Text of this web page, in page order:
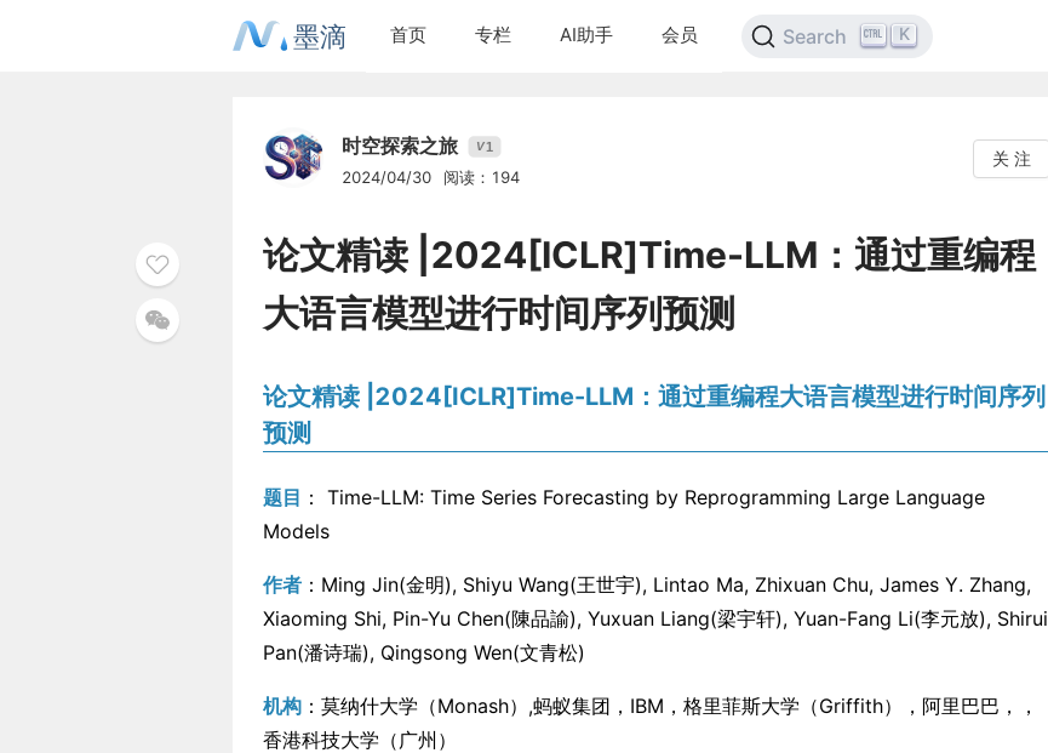
墨滴 首页 专栏 AI助手 会员 Search K
时空探索之旅 V1
2024/04/30 阅读：194
关 注
论文精读 |2024[ICLR]Time-LLM：通过重编程
大语言模型进行时间序列预测
论文精读 |2024[ICLR]Time-LLM：通过重编程大语言模型进行时间序列
预测
题目 ： Time-LLM: Time Series Forecasting by Reprogramming Large Language
Models
作者 ：Ming Jin(金明), Shiyu Wang(王世宇), Lintao Ma, Zhixuan Chu, James Y. Zhang,
Xiaoming Shi, Pin-Yu Chen(陳品諭), Yuxuan Liang(梁宇轩), Yuan-Fang Li(李元放), Shirui
Pan(潘诗瑞), Qingsong Wen(文青松)
机构 ：莫纳什大学（Monash）,蚂蚁集团，IBM，格里菲斯大学（Griffith），阿里巴巴，，
香港科技大学（广州）